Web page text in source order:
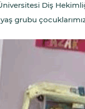
Diş
grubu